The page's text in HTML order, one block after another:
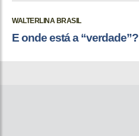
WALTERLINA BRASIL
E onde está a “verdade”?